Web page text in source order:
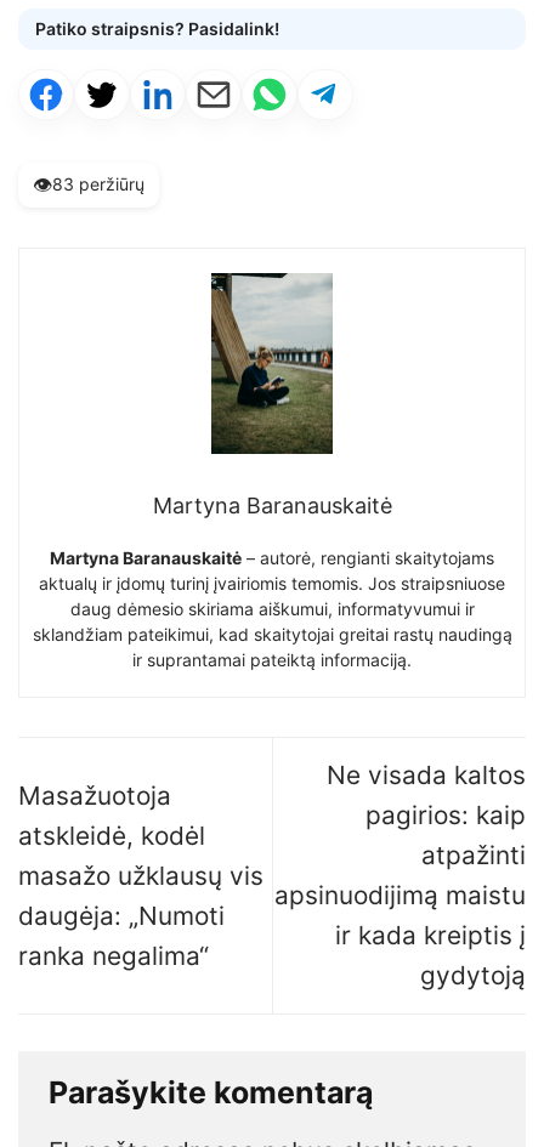
Patiko straipsnis? Pasidalink!
👁️83 peržiūrų
Martyna Baranauskaitė
Martyna Baranauskaitė – autorė, rengianti skaitytojams
aktualų ir įdomų turinį įvairiomis temomis. Jos straipsniuose
daug dėmesio skiriama aiškumui, informatyvumui ir
sklandžiam pateikimui, kad skaitytojai greitai rastų naudingą
ir suprantamai pateiktą informaciją.
Masažuotoja
atskleidė, kodėl
masažo užklausų vis
daugėja: „Numoti
ranka negalima“
Ne visada kaltos
pagirios: kaip
atpažinti
apsinuodijimą maistu
ir kada kreiptis į
gydytoją
Parašykite komentarą